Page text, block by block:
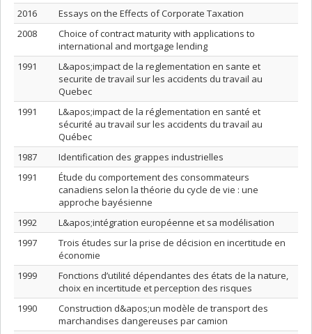
2016
Essays on the Effects of Corporate Taxation
2008
Choice of contract maturity with applications to
international and mortgage lending
1991
L&apos;impact de la reglementation en sante et
securite de travail sur les accidents du travail au
Quebec
1991
L&apos;impact de la réglementation en santé et
sécurité au travail sur les accidents du travail au
Québec
1987
Identification des grappes industrielles
1991
Étude du comportement des consommateurs
canadiens selon la théorie du cycle de vie : une
approche bayésienne
1992
L&apos;intégration européenne et sa modélisation
1997
Trois études sur la prise de décision en incertitude en
économie
1999
Fonctions d’utilité dépendantes des états de la nature,
choix en incertitude et perception des risques
1990
Construction d&apos;un modèle de transport des
marchandises dangereuses par camion